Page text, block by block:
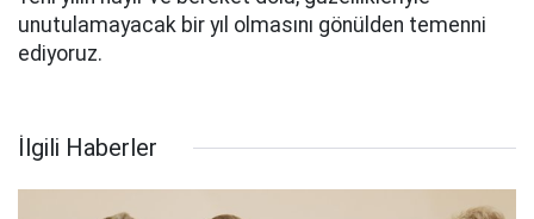
unutulamayacak bir yıl olmasını gönülden temenni
ediyoruz.
İlgili Haberler